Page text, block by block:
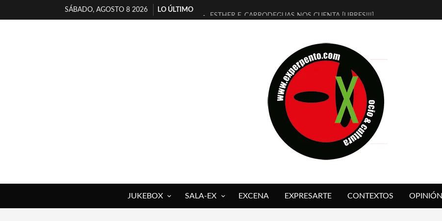
SÁBADO, AGOSTO 8 2026
LO ÚLTIMO
ESTHER F. CARRODEGUAS NOS CUENTA [LIBRES!!!]
[ELECTRA JONDA] DE JUAN GUERRERO ZAMORA
TIMBRE 4, LA ESCUELA DEL DIRECTOR TEATRAL CLAUDIO TOLCACHIR
30 AÑOS (NO ES NADA) DE LA KATARSIS DEL TOMATAZO
MILITARES JUDÍAS EN #EXVITA
D’BALDOMEROS REINVENTAN [BITÁCORA 3.0] EN EXVITA
MARSHALL FLASH PRESENTA EN EXVITA [RELATIVA SENCILLEZ]
JOFRE BARDAGÍ EN EXVITA INTERPRETANDO A SERRAT
JUKEBOX SALA-EX EXCENA EXPRESARTE CONTEXTOS OPINIÓN